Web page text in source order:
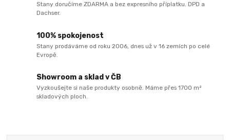
Stany doručíme ZDARMA a bez expresního příplatku. DPD a
Dachser.
100% spokojenost
Stany prodáváme od roku 2006, dnes už v 16 zemích po celé
Evropě.
Showroom a sklad v ČB
Vyzkoušejte si naše produkty osobně. Máme přes 1700 m²
skladových ploch.